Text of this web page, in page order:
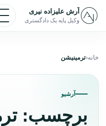
پرش به محتوا
آرش علیزاده نیری
وکیل پایه یک دادگستری
باز
خانه ترمینیشن
آرشیو
برچسب: